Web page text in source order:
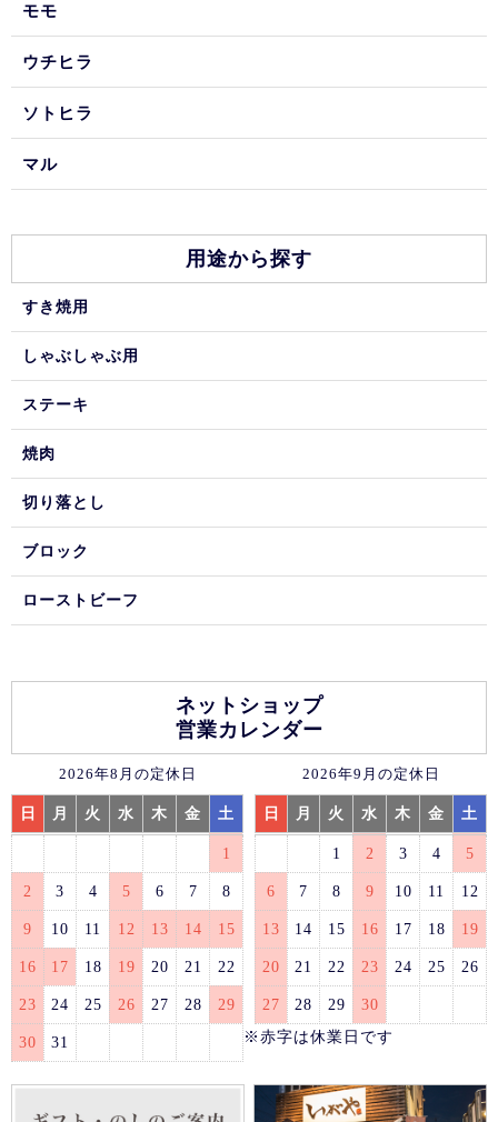
モモ
ウチヒラ
ソトヒラ
マル
用途から探す
すき焼用
しゃぶしゃぶ用
ステーキ
焼肉
切り落とし
ブロック
ローストビーフ
ネットショップ
営業カレンダー
2026年8月の定休日
日 月 火 水 木 金 土
1
2 3 4 5 6 7 8
9 10 11 12 13 14 15
16 17 18 19 20 21 22
23 24 25 26 27 28 29
30 31
2026年9月の定休日
日 月 火 水 木 金 土
1 2 3 4 5
6 7 8 9 10 11 12
13 14 15 16 17 18 19
20 21 22 23 24 25 26
27 28 29
30
※赤字は休業日です